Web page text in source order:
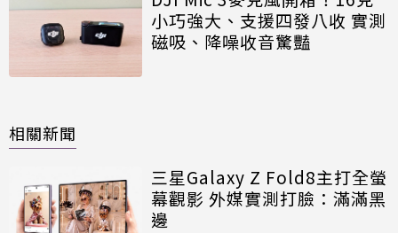
小巧強大、支援四發八收 實測
磁吸、降噪收音驚豔
相關新聞
三星Galaxy Z Fold8主打全螢
幕觀影 外媒實測打臉：滿滿黑
邊